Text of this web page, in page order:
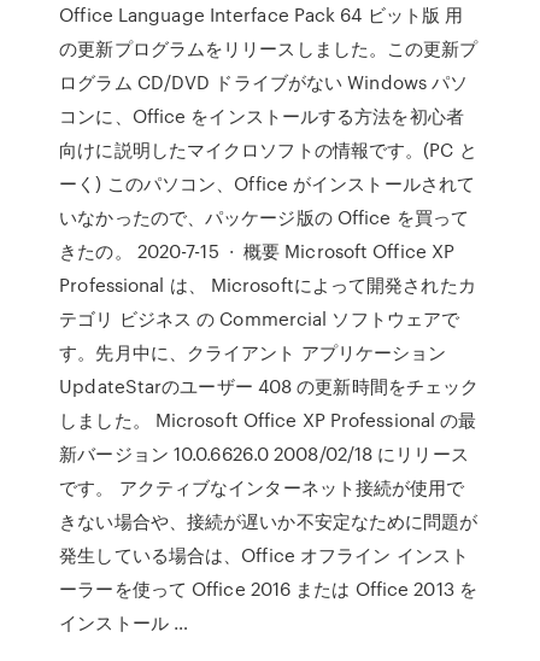
Office Language Interface Pack 64 ビット版 用
の更新プログラムをリリースしました。この更新プ
ログラム CD/DVD ドライブがない Windows パソ
コンに、Office をインストールする方法を初心者
向けに説明したマイクロソフトの情報です。(PC と
ーく) このパソコン、Office がインストールされて
いなかったので、パッケージ版の Office を買って
きたの。 2020-7-15 · 概要 Microsoft Office XP
Professional は、 Microsoftによって開発されたカ
テゴリ ビジネス の Commercial ソフトウェアで
す。先月中に、クライアント アプリケーション
UpdateStarのユーザー 408 の更新時間をチェック
しました。 Microsoft Office XP Professional の最
新バージョン 10.0.6626.0 2008/02/18 にリリース
です。 アクティブなインターネット接続が使用で
きない場合や、接続が遅いか不安定なために問題が
発生している場合は、Office オフライン インスト
ーラーを使って Office 2016 または Office 2013 を
インストール …